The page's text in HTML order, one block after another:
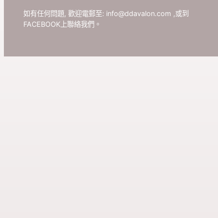
如有任何問題, 歡迎電郵至: info@ddavalon.com ,或到
FACEBOOK上聯絡我們。